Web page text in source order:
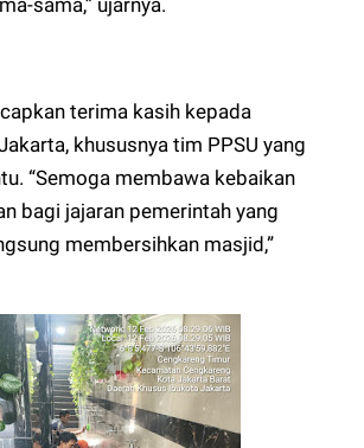
terima kasih kepada
khususnya tim PPSU yang
“Semoga membawa kebaikan
bagi jajaran pemerintah yang
membersihkan masjid,”